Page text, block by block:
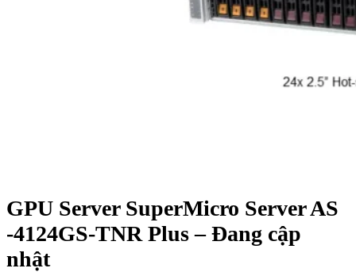
GPU Server SuperMicro Server AS
-4124GS-TNR Plus – Đang cập
nhật